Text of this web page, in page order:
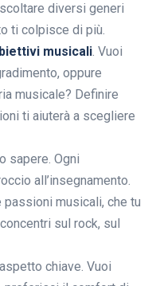
diversi generi
ti colpisce di più.
musicali. Vuoi
oppure
musicale? Definire
ti aiuterà a scegliere
sapere. Ogni
all’insegnamento.
passioni musicali, che tu
sul rock, sul
chiave. Vuoi